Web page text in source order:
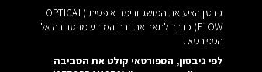
גיבסון הציע את המושג זרימה אופטית (OPTICAL
FLOW) כדרך לתאר את זרם המידע מהסביבה אל
הספורטאי.
לפי גיבסון, הספורטאי קולט את הסביבה